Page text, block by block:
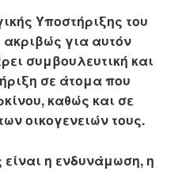
Υποστήριξης του
για αυτόν
συμβουλευτική και
σε άτομα που
καθώς και σε
οικογενειών τους.
η ενδυνάμωση, η